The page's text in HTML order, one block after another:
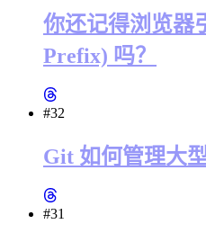
你还记得浏览器
Prefix) 吗？
#32
Git 如何管理大型
#31